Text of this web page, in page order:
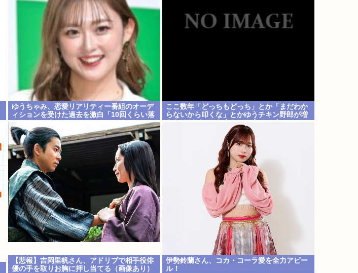
ゆうちゃみ、恋愛リアリティー番組のオーデ
ィションを受けた過去を激白「10回くらい落
ここ数年「どっちもどっち」とか「まだわか
らないから叩くな」とかゆうチキン野郎が増
えたけどどっから来たの？(´・ω・`)
【悲報】吉岡里帆さん、アドリブで相手役俳
優の手を取りお胸に押し当てる（画像あり）
伊勢鈴蘭さん、コカ・コーラ愛を全力アピー
ル！